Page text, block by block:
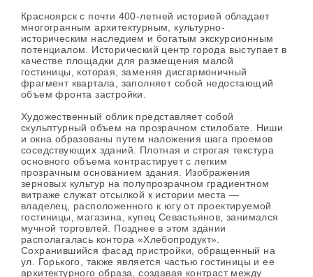
Красноярск с почти 400-летней историей обладает
многогранным архитектурным, культурно-
историческим наследием и богатым экскурсионным
потенциалом. Исторический центр города выступает в
качестве площадки для размещения малой
гостиницы, которая, заменяя дисгармоничный
фрагмент квартала, заполняет собой недостающий
объем фронта застройки.
Художественный облик представляет собой
скульптурный объем на прозрачном стилобате. Ниши
и окна образованы путем наложения шага проемов
соседствующих зданий. Плотная и строгая текстура
основного объема контрастирует с легким
прозрачным основанием здания. Изображения
зерновых культур на полупрозрачном градиентном
витраже служат отсылкой к истории места —
владелец, расположенного к югу от проектируемой
гостиницы, магазина, купец Севастьянов, занимался
мучной торговлей. Позднее в этом здании
располагалась контора «Хлебопродукт».
Сохранившийся фасад пристройки, обращенный на
ул. Горького, также является частью гостиницы и ее
архитектурного образа, создавая контраст между